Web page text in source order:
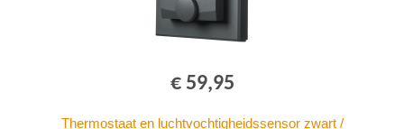
€ 59,95
Thermostaat en luchtvochtigheidssensor zwart /